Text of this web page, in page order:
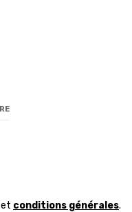
et conditions générales.